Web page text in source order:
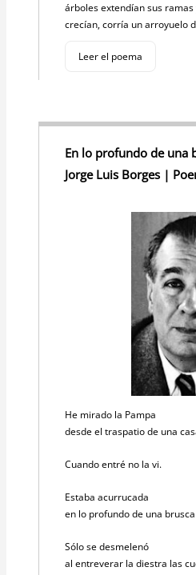
árboles extendían sus
crecían, corría un arroyuelo
Leer el poema
En lo profundo de una
Jorge Luis Borges |
He mirado la Pampa
desde el traspatio de una
Cuando entré no la vi.
Estaba acurrucada
en lo profundo de una
Sólo se desmelenó
al entreverar la diestra las